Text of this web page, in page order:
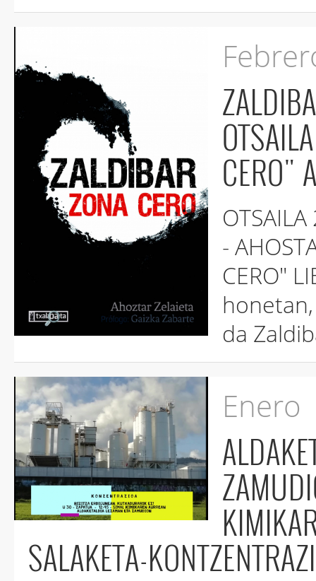
ZALDIBAR
OTSAILAK
CERO"
OTSAILA 25 - 19:00 - URIBARRI TOPALEKUA
- AHOSTAR ZELAIETA
CERO"
da
Enero
KIMIKAREN AURREKO
SALAKETA-